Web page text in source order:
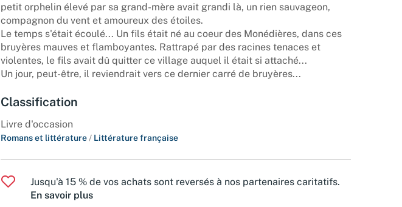
petit orphelin élevé par sa grand-mère avait grandi là, un rien sauvageon,
compagnon du vent et amoureux des étoiles.
Le temps s'était écoulé... Un fils était né au coeur des Monédières, dans ces
bruyères mauves et flamboyantes. Rattrapé par des racines tenaces et
violentes, le fils avait dû quitter ce village auquel il était si attaché...
Un jour, peut-être, il reviendrait vers ce dernier carré de bruyères...
Classification
Livre d'occasion
Romans et littérature / Littérature française
Jusqu'à 15 % de vos achats sont reversés à nos partenaires caritatifs.
En savoir plus